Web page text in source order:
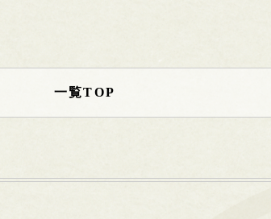
一覧TOP